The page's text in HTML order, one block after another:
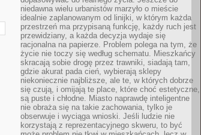
niedawna wielu urbanistów marzyło o mieście
idealnie zaplanowanym od linijki, w którym każda
przestrzeń ma przypisaną funkcję, każdy ruch jest
przewidziany, a każda decyzja wydaje się
racjonalna na papierze. Problem polega na tym, że
życie nie toczy się według schematu. Mieszkańcy
skracają sobie drogę przez trawniki, siadają tam,
gdzie akurat pada cień, wybierają sklepy
niekoniecznie najbliższe, ale te, w których dobrze
się czują, i omijają te place, które choć estetyczne,
są puste i chłodne. Miasto naprawdę inteligentne
nie obraża się na takie zachowania, tylko je
obserwuje i wyciąga wnioski. Jeśli ludzie nie
korzystają z reprezentacyjnego skweru, to być